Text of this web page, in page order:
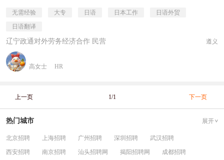
无需经验 大专 日语 日本工作
日语外贸
日语翻译
辽宁政通对外劳务经济合作 民营 遵义
高女士 HR
上一页 1/1 下一页
热门城市 展开
北京招聘 上海招聘 广州招聘 深圳招聘
武汉招聘
西安招聘
南京招聘 汕头招聘网 揭阳招聘网
成都招聘